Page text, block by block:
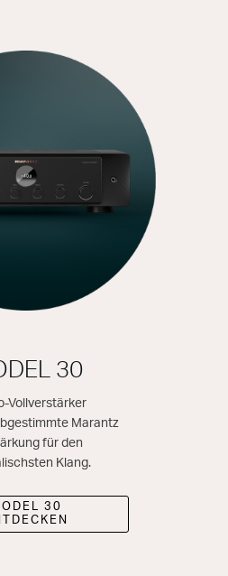
30
Vollverstärker
Marantz
für den
Klang.
30